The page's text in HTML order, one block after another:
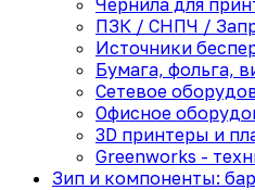
Чернила для
ПЗК / СНПЧ /
Источники
Бумага, фольга,
Сетевое
Офисное
3D принтеры и
Greenworks -
Зип и компоненты: